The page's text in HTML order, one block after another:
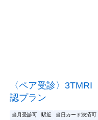
〈ペア受診〉
認プラン
当月受診可 駅近 当日カード決済可